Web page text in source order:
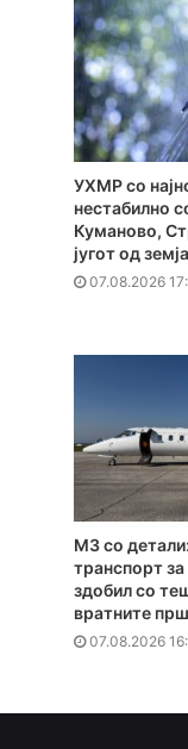
УХМР со
нестабилно
Куманово,
југот од
07.08.2026
MЗ со
транспорт
здобил со
вратните
07.08.2026